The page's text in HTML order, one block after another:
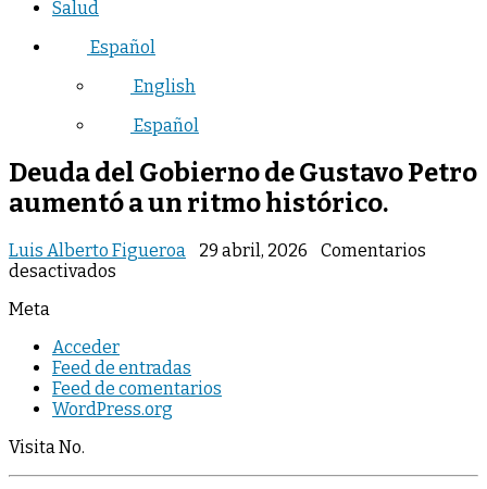
Salud
Español
English
Español
Deuda del Gobierno de Gustavo Petro
aumentó a un ritmo histórico.
Luis Alberto Figueroa 29 abril, 2026
Comentarios
desactivados
de
Gustavo
Petro
aumentó
ritmo
Meta
Acceder
Feed de entradas
Feed de comentarios
WordPress.org
Visita No.